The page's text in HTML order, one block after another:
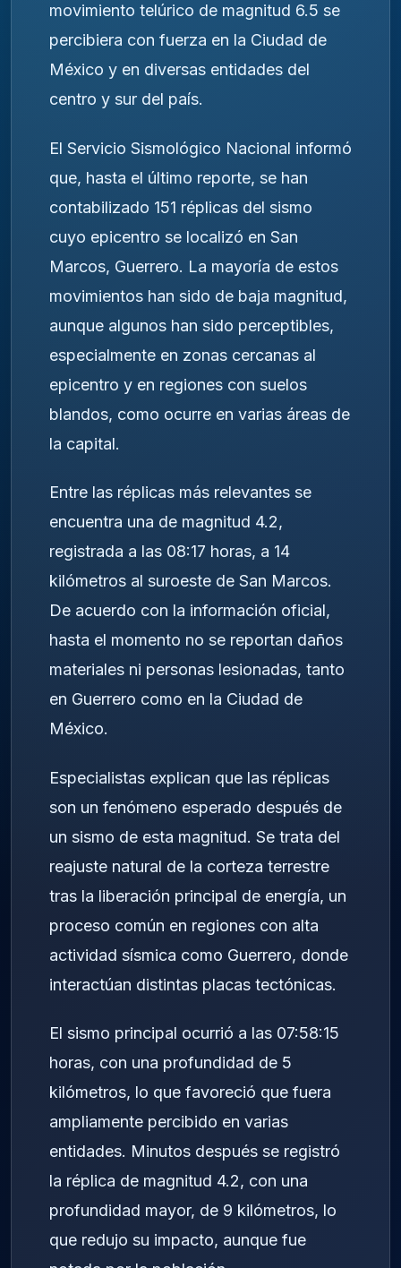
movimiento telúrico de magnitud 6.5 se
percibiera con fuerza en la Ciudad de
México y en diversas entidades del
centro y sur del país.
El Servicio Sismológico Nacional informó
que, hasta el último reporte, se han
contabilizado 151 réplicas del sismo
cuyo epicentro se localizó en San
Marcos, Guerrero. La mayoría de estos
movimientos han sido de baja magnitud,
aunque algunos han sido perceptibles,
especialmente en zonas cercanas al
epicentro y en regiones con suelos
blandos, como ocurre en varias áreas de
la capital.
Entre las réplicas más relevantes se
encuentra una de magnitud 4.2,
registrada a las 08:17 horas, a 14
kilómetros al suroeste de San Marcos.
De acuerdo con la información oficial,
hasta el momento no se reportan daños
materiales ni personas lesionadas, tanto
en Guerrero como en la Ciudad de
México.
Especialistas explican que las réplicas
son un fenómeno esperado después de
un sismo de esta magnitud. Se trata del
reajuste natural de la corteza terrestre
tras la liberación principal de energía, un
proceso común en regiones con alta
actividad sísmica como Guerrero, donde
interactúan distintas placas tectónicas.
El sismo principal ocurrió a las 07:58:15
horas, con una profundidad de 5
kilómetros, lo que favoreció que fuera
ampliamente percibido en varias
entidades. Minutos después se registró
la réplica de magnitud 4.2, con una
profundidad mayor, de 9 kilómetros, lo
que redujo su impacto, aunque fue